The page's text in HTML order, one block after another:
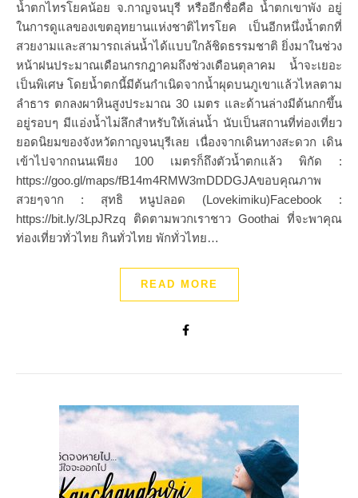
น้ำตกไทรโยคน้อย จ.กาญจนบุรี หรืออีกชื่อคือ น้ำตกเขาพัง อยู่
ในการดูแลของเขตอุทยานแห่งชาติไทรโยค เป็นอีกหนึ่งน้ำตกที่
สวยงามและสามารถเล่นน้ำได้แบบใกล้ชิดธรรมชาติ ยิ่งมาในช่วง
หน้าฝนประมาณเดือนกรกฎาคมถึงช่วงเดือนตุลาคม น้ำจะเยอะ
เป็นพิเศษ โดยน้ำตกนี้มีต้นกำเนิดจากน้ำผุดบนภูเขาแล้วไหลตาม
ลำธาร ตกลงผาหินสูงประมาณ 30 เมตร และด้านล่างมีต้นกกขึ้น
อยู่รอบๆ มีแอ่งน้ำไม่ลึกสำหรับให้เล่นน้ำ นับเป็นสถานที่ท่องเที่ยว
ยอดนิยมของจังหวัดกาญจนบุรีเลย เนื่องจากเดินทางสะดวก เดิน
เข้าไปจากถนนเพียง 100 เมตรก็ถึงตัวน้ำตกแล้ว พิกัด :
https://goo.gl/maps/fB14m4RMW3mDDDGJAขอบคุณภาพ
สวยๆจาก : สุทธิ หนูปลอด (Lovekimiku)Facebook :
https://bit.ly/3LpJRzq ติดตามพวกเราชาว Goothai ที่จะพาคุณ
ท่องเที่ยวทั่วไทย กินทั่วไทย พักทั่วไทย…
READ MORE